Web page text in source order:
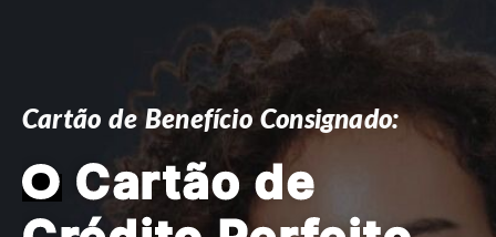
Cartão de Benefício Consignado:
O Cartão de